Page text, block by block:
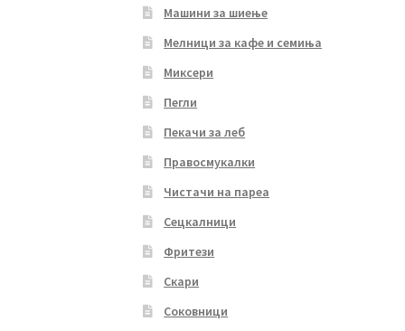
Машини за шиење
Мелници за кафе и семиња
Миксери
Пегли
Пекачи за леб
Правосмукалки
Чистачи на пареа
Сецкалници
Фритези
Скари
Соковници